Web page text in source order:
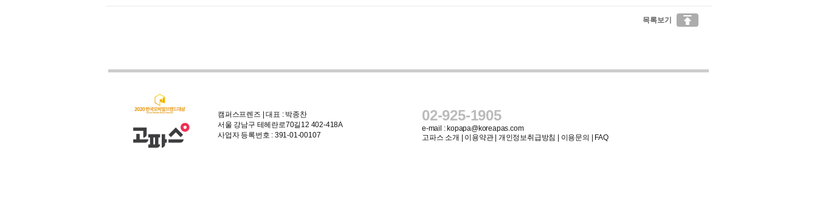
목록보기 
캠퍼스프렌즈 | 대표 : 박종찬
서울 강남구 테헤란로70길12 402-418A
사업자 등록번호 : 391-01-00107
02-925-1905
e-mail : kopapa@koreapas.com
고파스 소개
이용약관| 개인정보취급방침 이용문의 FAQ